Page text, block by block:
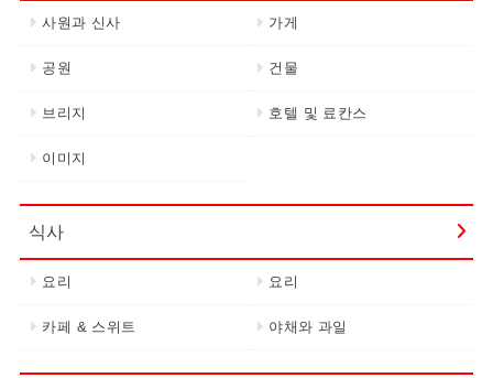
사원과 신사 가게
공원 건물
브리지 호텔 및 료칸스
이미지
식사
요리 요리
카페 & 스위트 야채와 과일